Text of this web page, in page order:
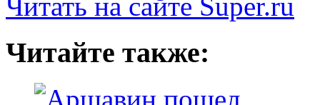
Читать на сайте Super.ru
Читайте также: